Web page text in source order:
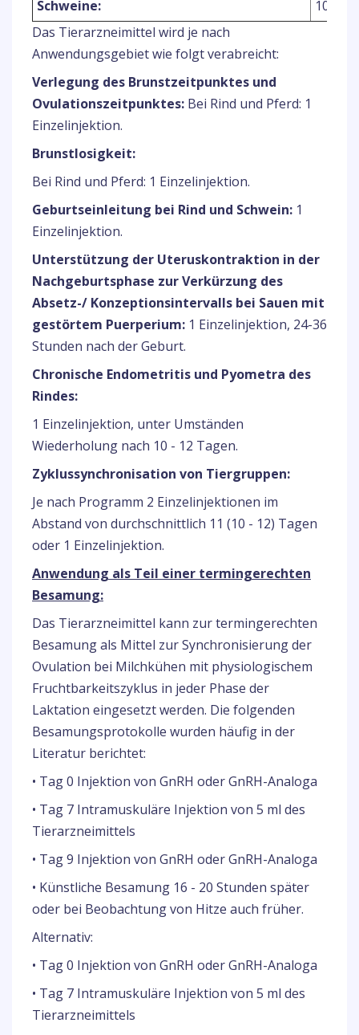
Schweine:
10 mg
Das Tierarzneimittel wird je nach
Anwendungsgebiet wie folgt verabreicht:
Verlegung des Brunstzeitpunktes und
Ovulationszeitpunktes: Bei Rind und Pferd: 1
Einzelinjektion.
Brunstlosigkeit:
Bei Rind und Pferd: 1 Einzelinjektion.
Geburtseinleitung bei Rind und Schwein: 1
Einzelinjektion.
Unterstützung der Uteruskontraktion in der
Nachgeburtsphase zur Verkürzung des
Absetz-/ Konzeptionsintervalls bei Sauen mit
gestörtem Puerperium: 1 Einzelinjektion, 24-36
Stunden nach der Geburt.
Chronische Endometritis und Pyometra des
Rindes:
1 Einzelinjektion, unter Umständen
Wiederholung nach 10 - 12 Tagen.
Zyklussynchronisation von Tiergruppen:
Je nach Programm 2 Einzelinjektionen im
Abstand von durchschnittlich 11 (10 - 12) Tagen
oder 1 Einzelinjektion.
Anwendung als Teil einer termingerechten
Besamung:
Das Tierarzneimittel kann zur termingerechten
Besamung als Mittel zur Synchronisierung der
Ovulation bei Milchkühen mit physiologischem
Fruchtbarkeitszyklus in jeder Phase der
Laktation eingesetzt werden. Die folgenden
Besamungsprotokolle wurden häufig in der
Literatur berichtet:
• Tag 0 Injektion von GnRH oder GnRH-Analoga
• Tag 7 Intramuskuläre Injektion von 5 ml des
Tierarzneimittels
• Tag 9 Injektion von GnRH oder GnRH-Analoga
• Künstliche Besamung 16 - 20 Stunden später
oder bei Beobachtung von Hitze auch früher.
Alternativ:
• Tag 0 Injektion von GnRH oder GnRH-Analoga
• Tag 7 Intramuskuläre Injektion von 5 ml des
Tierarzneimittels